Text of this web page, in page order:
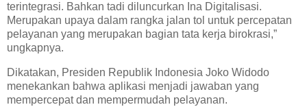
terintegrasi. Bahkan tadi diluncurkan Ina Digitalisasi.
Merupakan upaya dalam rangka jalan tol untuk percepatan
pelayanan yang merupakan bagian tata kerja birokrasi,”
ungkapnya.
Dikatakan, Presiden Republik Indonesia Joko Widodo
menekankan bahwa aplikasi menjadi jawaban yang
mempercepat dan mempermudah pelayanan.